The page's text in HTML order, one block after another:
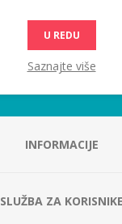
INFORMACIJE
SLUŽBA ZA KORISNIKE
U REDU
Saznajte više